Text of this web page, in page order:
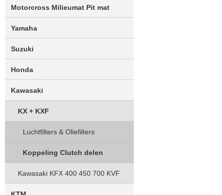
Motorcross Milieumat Pit mat
Yamaha
Suzuki
Honda
Kawasaki
KX + KXF
Luchtfilters & Oliefilters
Koppeling Clutch delen
Kawasaki KFX 400 450 700 KVF